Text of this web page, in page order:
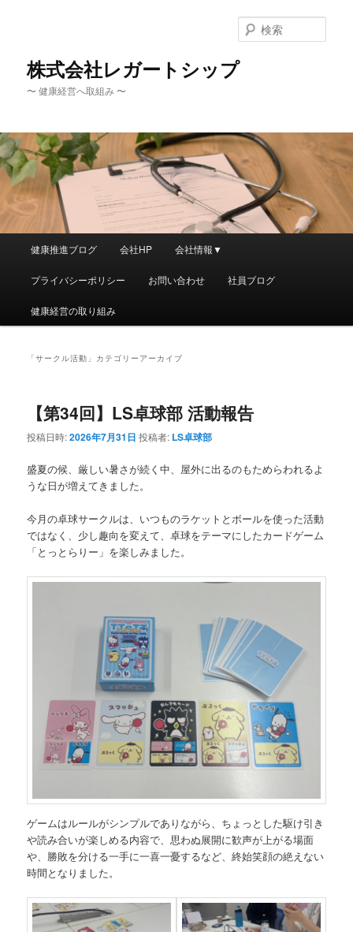
へ
移
動
移
動
株式会社レガートシップ
〜 健康経営へ取組み 〜
索
ュ
健康推進ブログ 会社HP 会社情報▼
プライバシーポリシー お問い合わせ 社員ブログ
健康経営の取り組み
「サークル活動 」カテゴリーアーカイブ
【第34回】LS卓球部 活動報告
投稿日時:2026年7月31日 投稿者: LS卓球部
盛夏の候、厳しい暑さが続く中、屋外に出るのもためらわれるよ
うな日が増えてきました。
今月の卓球サークルは、いつものラケットとボールを使った活動
ではなく、少し趣向を変えて、卓球をテーマにしたカードゲーム
「とっとらりー」を楽しみました。
ゲームはルールがシンプルでありながら、ちょっとした駆け引き
や読み合いが楽しめる内容で、思わぬ展開に歓声が上がる場面
や、勝敗を分ける一手に一喜一憂するなど、終始笑顔の絶えない
時間となりました。